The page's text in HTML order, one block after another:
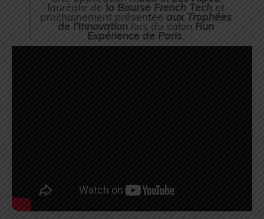
lauréate de la Bourse French Tech et
prochainement présentée aux Trophées
de l’Innovation lors du salon Run
Expérience de Paris.